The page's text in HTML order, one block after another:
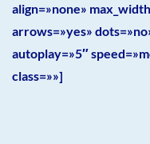
align=»none»
arrows=»yes»
autoplay=»5″
class=»»]